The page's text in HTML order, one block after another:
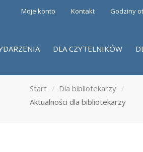
Moje konto Kontakt Godziny
DLA CZYTELNIKÓW
Start
Dla bibliotekarzy
Aktualności dla bibliotekarzy